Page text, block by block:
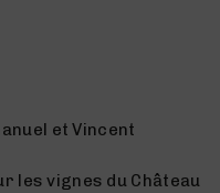
et Vincent
les vignes du Château